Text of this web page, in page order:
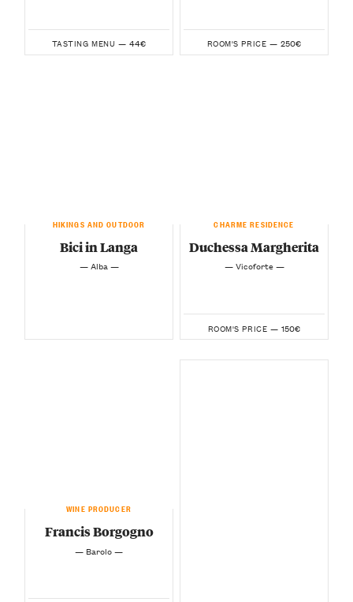
TASTING MENU — 44€ ROOM'S PRICE — 250€
HIKINGS AND OUTDOOR
Bici in Langa
— Alba —
CHARME RESIDENCE
Duchessa Margherita
— Vicoforte —
ROOM'S PRICE — 150€
WINE PRODUCER
Francis Borgogno
— Barolo —